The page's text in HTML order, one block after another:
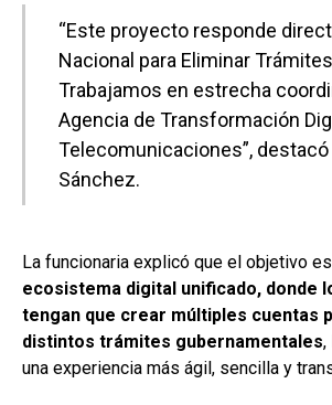
“Este proyecto responde
Nacional para Eliminar
Trabajamos en estrecha
Agencia de Transformación
Telecomunicaciones”, destacó
Sánchez.
La funcionaria explicó que el objetivo
ecosistema digital unificado, donde
tengan que crear múltiples cuentas
distintos trámites gubernamentales,
una experiencia más ágil, sencilla y